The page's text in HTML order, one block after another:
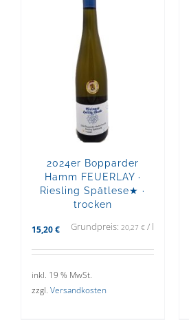
2024er Bopparder
Hamm FEUERLAY ·
Riesling Spätlese★ ·
trocken
15,20 € Grundpreis: 20,27 €/ l
inkl. 19 % MwSt.
zzgl. Versandkosten